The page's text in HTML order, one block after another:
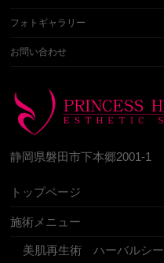
フォトギャラリー
お問い合わせ
静岡県磐田市下本郷2001-1
トップページ
施術メニュー
美肌再生術 ハーバルシー